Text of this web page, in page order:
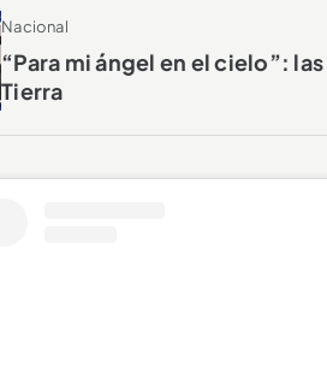
Nacional
“Para mi ángel en el cielo”:
Tierra